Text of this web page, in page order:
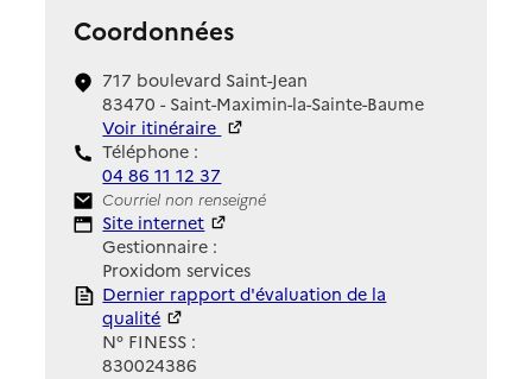
Coordonnées
717 boulevard Saint-Jean
83470 - Saint-Maximin-la-Sainte-Baume
Voir itinéraire
Téléphone :
04 86 11 12 37
Contact
Courriel non renseigné
Site Internet
Site internet
Gestionnaire :
Proxidom services
Rapport HAS
Dernier rapport d'évaluation de la
qualité
N° FINESS :
830024386